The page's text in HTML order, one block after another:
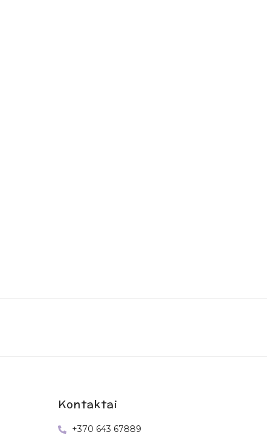
Kontaktai
+370 643 67889